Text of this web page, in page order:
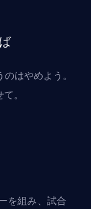
はやめよう。
。
を組み、試合